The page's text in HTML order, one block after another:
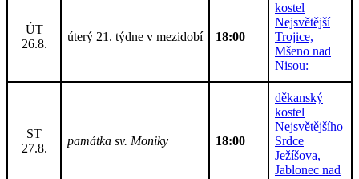
ÚT
26.8.
úterý 21. týdne v mezidobí 18:00
kostel
Nejsvětější
Trojice,
Mšeno nad
Nisou:
ST
27.8.
památka sv. Moniky 18:00
děkanský
kostel
Nejsvětějšího
Srdce
Ježíšova,
Jablonec nad